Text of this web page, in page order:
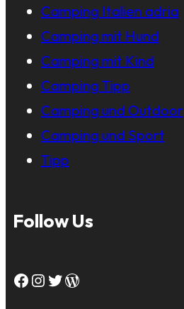
Camping Italien adria
Camping mit Hund
Camping mit Kind
Camping Tipp
Camping und Outdoor
Camping und Sport
Tipp
Follow Us
Facebook Instagram Twitter WordPress